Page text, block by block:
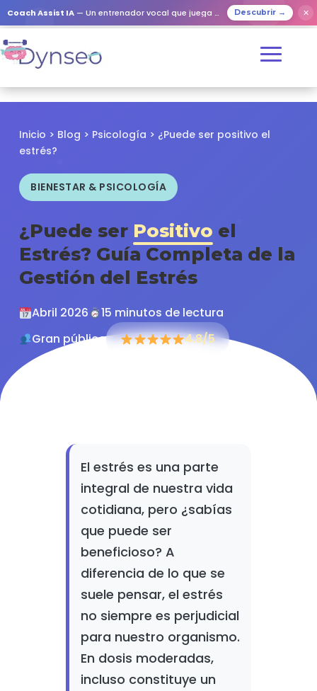
Coach Assist IA — Un entrenador vocal que juega con tus seres queridos Descubrir → ✕
Inicio > Blog > Psicología > ¿Puede ser positivo el
estrés?
BIENESTAR & PSICOLOGÍA
¿Puede ser Positivo el
Estrés? Guía Completa de la
Gestión del Estrés
Abril 2026
15 minutos de lectura
Gran público
4.8/5
El estrés es una parte
integral de nuestra vida
cotidiana, pero ¿sabías
que puede ser
beneficioso? A
diferencia de lo que se
suele pensar, el estrés
no siempre es perjudicial
para nuestro organismo.
En dosis moderadas,
incluso constituye un